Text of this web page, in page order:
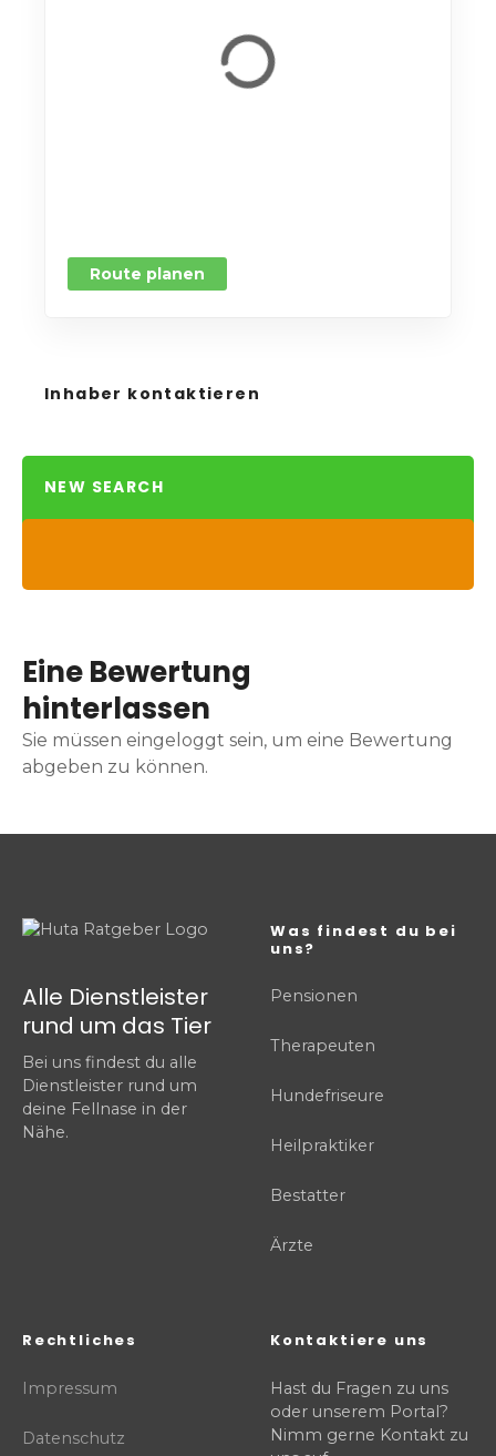
Route planen
Inhaber kontaktieren
NEW SEARCH
Eine Bewertung
hinterlassen
Sie müssen eingeloggt sein, um eine Bewertung
abgeben zu können.
Alle Dienstleister
rund um das Tier
Bei uns findest du alle
Dienstleister rund um
deine Fellnase in der
Nähe.
Was findest du bei
uns?
Pensionen
Therapeuten
Hundefriseure
Heilpraktiker
Bestatter
Ärzte
Rechtliches
Impressum
Datenschutz
Kontaktiere uns
Hast du Fragen zu uns
oder unserem Portal?
Nimm gerne Kontakt zu